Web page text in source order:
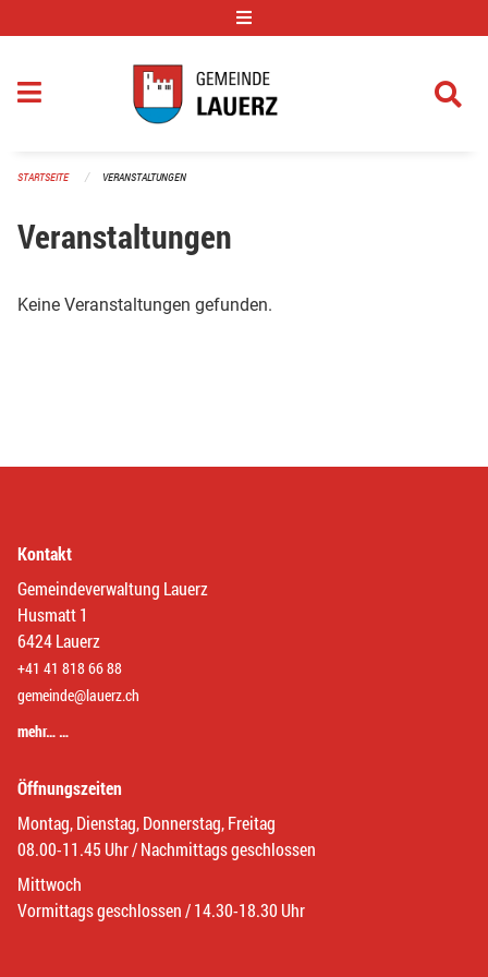
STARTSEITE VERANSTALTUNGEN
Veranstaltungen
Keine Veranstaltungen gefunden.
Kontakt
Gemeindeverwaltung Lauerz
Husmatt 1
6424 Lauerz
+41 41 818 66 88
gemeinde@lauerz.ch
mehr… …
Öffnungszeiten
Montag, Dienstag, Donnerstag, Freitag
08.00-11.45 Uhr / Nachmittags geschlossen
Mittwoch
Vormittags geschlossen / 14.30-18.30 Uhr